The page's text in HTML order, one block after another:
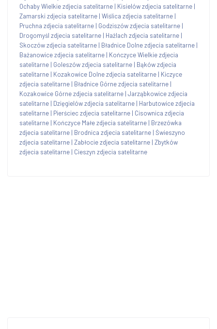
Ochaby Wielkie zdjecia satelitarne | Kisielów zdjecia satelitarne |
Zamarski zdjecia satelitarne | Wiślica zdjecia satelitarne |
Pruchna zdjecia satelitarne | Godziszów zdjecia satelitarne |
Drogomyśl zdjecia satelitarne | Hażlach zdjecia satelitarne |
Skoczów zdjecia satelitarne | Bładnice Dolne zdjecia satelitarne |
Bażanowice zdjecia satelitarne | Kończyce Wielkie zdjecia
satelitarne | Goleszów zdjecia satelitarne | Bąków zdjecia
satelitarne | Kozakowice Dolne zdjecia satelitarne | Kiczyce
zdjecia satelitarne | Bładnice Górne zdjecia satelitarne |
Kozakowice Górne zdjecia satelitarne | Jarząbkowice zdjecia
satelitarne | Dzięgielów zdjecia satelitarne | Harbutowice zdjecia
satelitarne | Pierściec zdjecia satelitarne | Cisownica zdjecia
satelitarne | Kończyce Małe zdjecia satelitarne | Brzezówka
zdjecia satelitarne | Brodnica zdjecia satelitarne | Świeszyno
zdjecia satelitarne | Zabłocie zdjecia satelitarne | Zbytków
zdjecia satelitarne | Cieszyn zdjecia satelitarne